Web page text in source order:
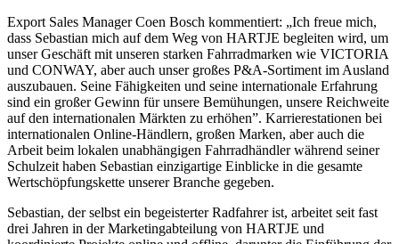
Export Sales Manager Coen Bosch kommentiert: „Ich freue mich,
dass Sebastian mich auf dem Weg von HARTJE begleiten wird, um
unser Geschäft mit unseren starken Fahrradmarken wie VICTORIA
und CONWAY, aber auch unser großes P&A-Sortiment im Ausland
auszubauen. Seine Fähigkeiten und seine internationale Erfahrung
sind ein großer Gewinn für unsere Bemühungen, unsere Reichweite
auf den internationalen Märkten zu erhöhen”. Karrierestationen bei
internationalen Online-Händlern, großen Marken, aber auch die
Arbeit beim lokalen unabhängigen Fahrradhändler während seiner
Schulzeit haben Sebastian einzigartige Einblicke in die gesamte
Wertschöpfungskette unserer Branche gegeben.
Sebastian, der selbst ein begeisterter Radfahrer ist, arbeitet seit fast
drei Jahren in der Marketingabteilung von HARTJE und